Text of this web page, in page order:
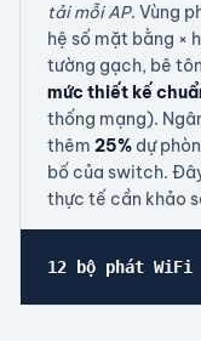
tải mỗi AP. Vùng
hệ số mặt bằng ×
tường gạch, bê
mức thiết kế
thống mạng).
thêm 25% dự
bố của switch.
thực tế cần khảo
12 bộ phát WiFi